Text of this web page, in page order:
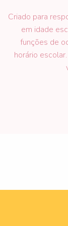
Criado para
em idade
funções de
horário